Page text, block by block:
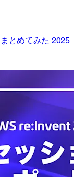
とめてみた 2025